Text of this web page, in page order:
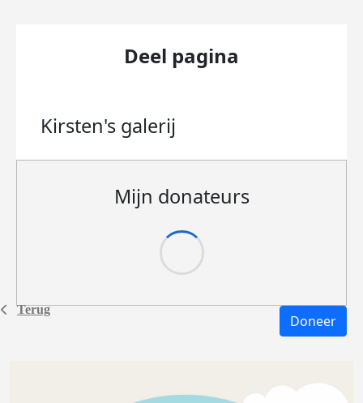
Terug
Deel pagina
Kirsten's galerij
Mijn donateurs
Doneer